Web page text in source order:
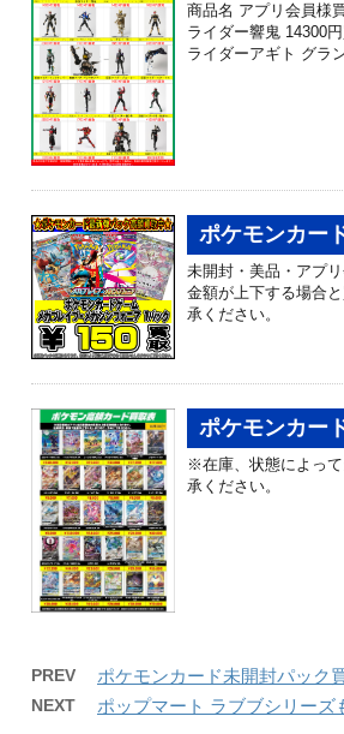
商品名 アプリ会員様
ライダー響鬼 14300
ライダーアギト グラ
ポケモンカー
未開封・美品・アプ
金額が上下する場合
承ください。
ポケモンカー
※在庫、状態によっ
承ください。
PREV ポケモンカード未開封パック
NEXT ポップマート ラブブシリーズ